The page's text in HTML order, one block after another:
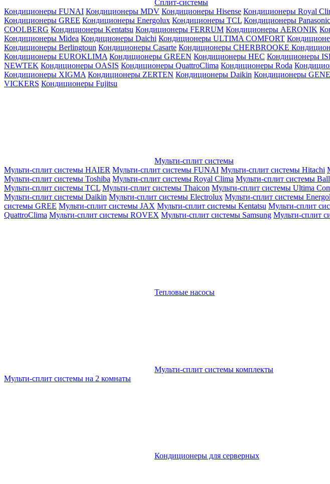
Сплит-системы
Кондиционеры FUNAI Кондиционеры MDV Кондиционеры Hisense Кондиционеры Royal
Кондиционеры GREE Кондиционеры Energolux Кондиционеры TCL Кондиционеры Panasonic
СOOLBERG Кондиционеры Kentatsu Кондиционеры FERRUM Кондиционеры AERONIK
Кондиционеры Midea Кондиционеры Daichi Кондиционеры ULTIMA COMFORT
Кондиционеры Berlingtoun Кондиционеры Casarte Кондиционеры CHERBROOKE
Кондиционеры EUROKLIMA Кондиционеры GREEN Кондиционеры HEC Кондиционеры
NEWTEK Кондиционеры OASIS Кондиционеры QuattroClima Кондиционеры Roda
Кондиционеры XIGMA Кондиционеры ZERTEN Кондиционеры Daikin Кондиционеры
VICKERS Кондиционеры Fujitsu
Мульти-сплит системы
Мульти-сплит системы HAIER Мульти-сплит системы FUNAI Мульти-сплит системы Hitachi
Мульти-сплит системы Toshiba Мульти-сплит системы Royal Clima Мульти-сплит системы
Мульти-сплит системы TCL Мульти-сплит системы Thaicon Мульти-сплит системы Ultima
Мульти-сплит системы Daikin Мульти-сплит системы Electrolux Мульти-сплит системы
системы GREE Мульти-сплит системы JAX Мульти-сплит системы Kentatsu Мульти-сплит
QuattroClima Мульти-сплит системы ROVEX Мульти-сплит системы Samsung Мульти-сплит
Тепловые насосы
Мульти-сплит системы комплекты
Мульти-сплит системы на 2 комнаты
Кондиционеры для серверных